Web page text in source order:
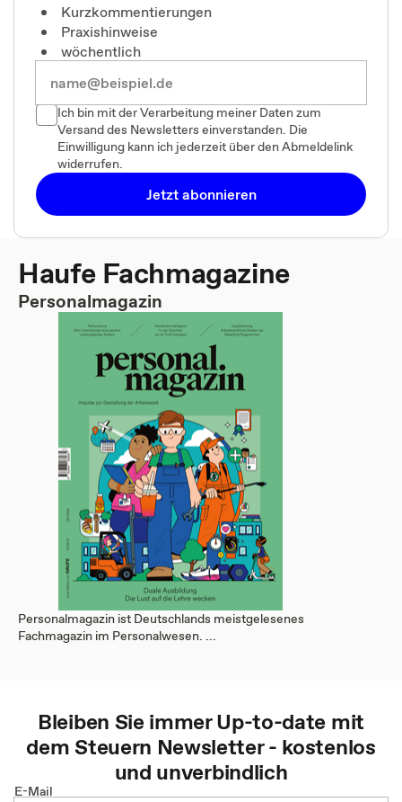
Kurzkommentierungen
Praxishinweise
wöchentlich
Ich bin mit der Verarbeitung meiner Daten zum
Versand des Newsletters einverstanden. Die
Einwilligung kann ich jederzeit über den Abmeldelink
widerrufen.
Jetzt abonnieren
Haufe Fachmagazine
Personalmagazin
Personalmagazin ist Deutschlands meistgelesenes
Fachmagazin im Personalwesen. ...
Bleiben Sie immer Up-to-date mit
demSteuern Newsletter - kostenlos
und unverbindlich
E-Mail